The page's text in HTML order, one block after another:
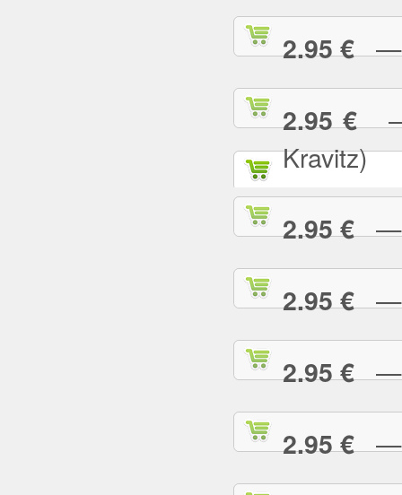
2.95 €—
2.95 €—
Kravitz)
2.95 €—
2.95 €—
2.95 €—
2.95 €—